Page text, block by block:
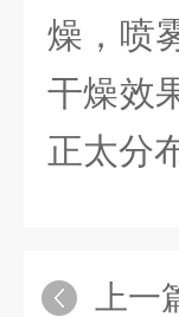
燥，喷
干燥效
正太分
上一